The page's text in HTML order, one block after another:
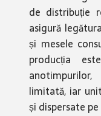
de distribuție
asigură
și mesele
producția
limitată, iar
și dispersate pe